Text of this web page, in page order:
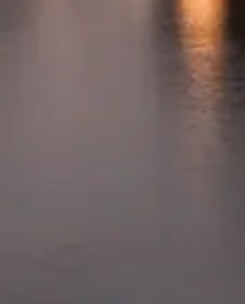
arriba y hacia abajo o explora